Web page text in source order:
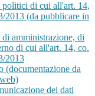
di cui all'art. 14,
2013 (da pubblicare in
amministrazione, di
di cui all'art. 14, co.
2013
(documentazione da
dei dati